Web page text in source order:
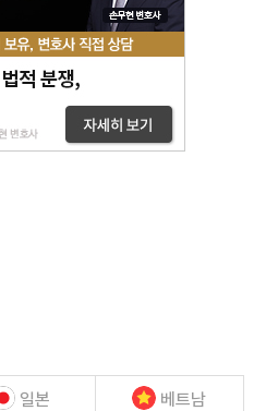
일본 베트남